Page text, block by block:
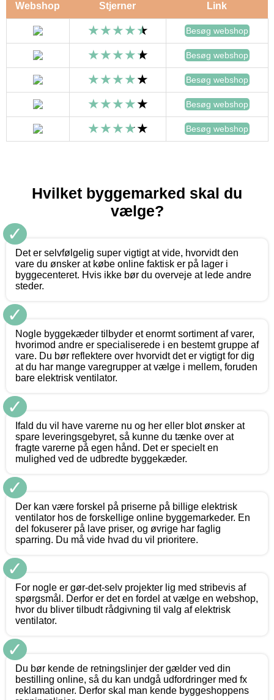
Webshop Stjerner Link
Besøg webshop
Besøg webshop
Besøg webshop
Besøg webshop
Besøg webshop
Hvilket byggemarked skal du
vælge?
✓
Det er selvfølgelig super vigtigt at vide, hvorvidt den
vare du ønsker at købe online faktisk er på lager i
byggecenteret. Hvis ikke bør du overveje at lede andre
steder.
✓
Nogle byggekæder tilbyder et enormt sortiment af varer,
hvorimod andre er specialiserede i en bestemt gruppe af
vare. Du bør reflektere over hvorvidt det er vigtigt for dig
at du har mange varegrupper at vælge i mellem, foruden
bare elektrisk ventilator.
✓
Ifald du vil have varerne nu og her eller blot ønsker at
spare leveringsgebyret, så kunne du tænke over at
fragte varerne på egen hånd. Det er specielt en
mulighed ved de udbredte byggekæder.
✓
Der kan være forskel på priserne på billige elektrisk
ventilator hos de forskellige online byggemarkeder. En
del fokuserer på lave priser, og øvrige har faglig
sparring. Du må vide hvad du vil prioritere.
✓
For nogle er gør-det-selv projekter lig med stribevis af
spørgsmål. Derfor er det en fordel at vælge en webshop,
hvor du bliver tilbudt rådgivning til valg af elektrisk
ventilator.
✓
Du bør kende de retningslinjer der gælder ved din
bestilling online, så du kan undgå udfordringer med fx
reklamationer. Derfor skal man kende byggeshoppens